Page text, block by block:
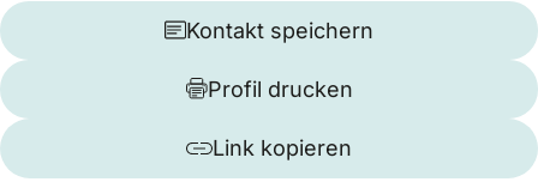
Kontakt speichern
Profil drucken
Link kopieren